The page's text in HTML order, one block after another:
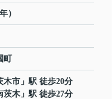
）
木市 」駅 徒歩20分
茨木 」駅 徒歩27分